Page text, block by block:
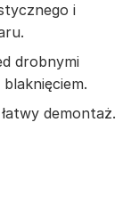
i
drobnymi
demontaż.